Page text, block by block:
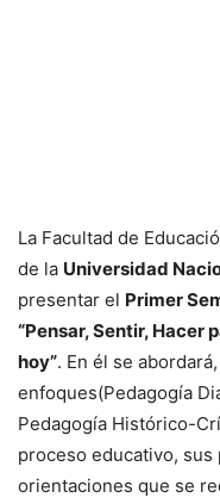
La Facultad de
de la Universidad
presentar el Primer
“Pensar, Sentir, Hacer
hoy”. En él se
enfoques(Pedagogía
Pedagogía Histórico-
proceso educativo, sus
orientaciones que se